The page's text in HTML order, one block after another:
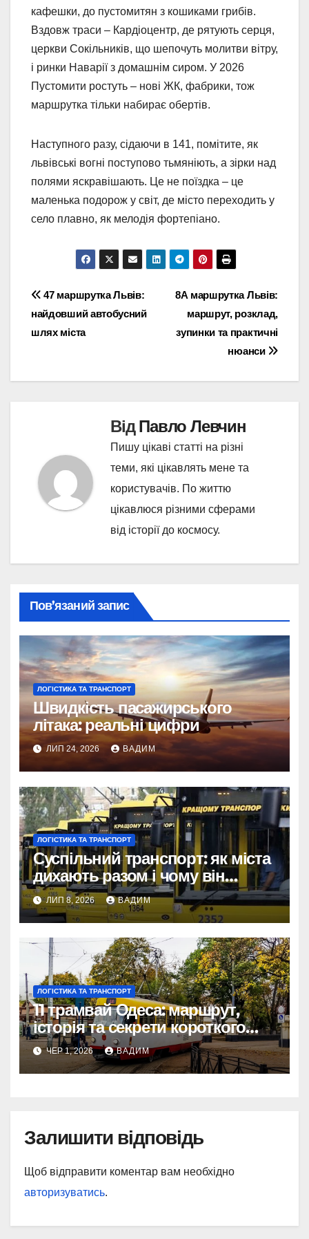
кафешки, до пустомитян з кошиками грибів.
Вздовж траси – Кардіоцентр, де рятують серця,
церкви Сокільників, що шепочуть молитви вітру,
і ринки Наварії з домашнім сиром. У 2026
Пустомити ростуть – нові ЖК, фабрики, тож
маршрутка тільки набирає обертів.
Наступного разу, сідаючи в 141, помітите, як
львівські вогні поступово тьмяніють, а зірки над
полями яскравішають. Це не поїздка – це
маленька подорож у світ, де місто переходить у
село плавно, як мелодія фортепіано.
Навігація
записів
8А маршрутка Львів:
маршрут, розклад,
зупинки та практичні
нюанси
47 маршрутка Львів:
найдовший автобусний
шлях міста
ВідПавло Левчин
Пишу цікаві статті на різні
теми, які цікавлять мене та
користувачів. По життю
цікавлюся різними сферами
від історії до космосу.
Пов’язаний запис
ЛОГІСТИКА ТА ТРАНСПОРТ
Швидкість пасажирського
літака: реальні цифри
ЛИП 24, 2026 ВАДИМ
ЛОГІСТИКА ТА ТРАНСПОРТ
Суспільний транспорт: як міста
дихають разом і чому він
змінює наше життя
ЛИП 8, 2026 ВАДИМ
ЛОГІСТИКА ТА ТРАНСПОРТ
11 трамвай Одеса: маршрут,
історія та секрети короткого
шляху крізь Молдаванку
ЧЕР 1, 2026 ВАДИМ
Залишити відповідь
Щоб відправити коментар вам необхідно
авторизуватись.